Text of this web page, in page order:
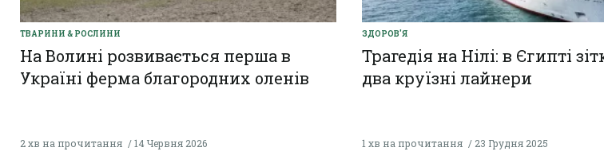
ТВАРИНИ & РОСЛИНИ
На Волині розвивається перша в
Україні ферма благородних оленів
2 хв на прочитання 14 Червня 2026
ЗДОРОВ'Я
Трагедія на Нілі: в Єгипті
два круїзні лайнери
1 хв на прочитання 23 Грудня 2025